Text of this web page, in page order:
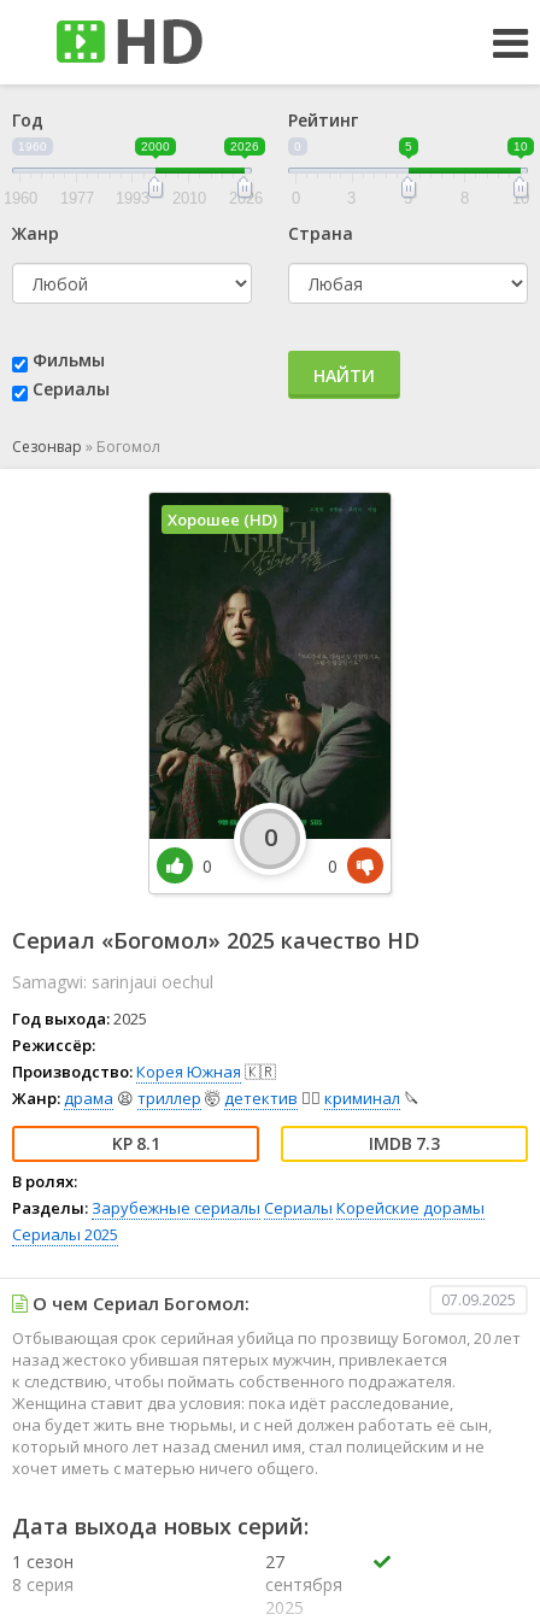
Год
1960 2000 2026
1960 1977 1993 2010 2026
Рейтинг
0 5 10
0 3 5 8 10
Жанр Страна
Фильмы
Сериалы
НАЙТИ
Сезонвар » Богомол
Сериал «Богомол» 2025 качество HD
Samagwi: sarinjaui oechul
Год выхода:2025
Режиссёр:
Производство:Корея Южная 🇰🇷
Жанр:драма 😫 триллер 🤯детектив 🕵️‍♂️ криминал 🔪
8.1 7.3
В ролях:
Разделы: Зарубежные сериалы Сериалы Корейские дорамы
Сериалы 2025
Хорошее (HD)
0
0
0
О чем Сериал Богомол: 07.09.2025
Отбывающая срок серийная убийца по прозвищу Богомол, 20 лет
назад жестоко убившая пятерых мужчин, привлекается
к следствию, чтобы поймать собственного подражателя.
Женщина ставит два условия: пока идёт расследование,
она будет жить вне тюрьмы, и с ней должен работать её сын,
который много лет назад сменил имя, стал полицейским и не
хочет иметь с матерью ничего общего.
Дата выхода новых серий:
1 сезон
8 серия
27
сентября
2025